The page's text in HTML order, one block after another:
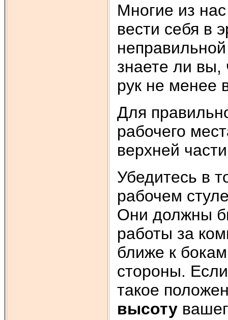
Многие из
вести себя в
знаете ли
рук не менее
Для
рабочего
верхней
Убедитесь в
рабочем
Они должны
работы за
ближе к
стороны.
такое
высоту